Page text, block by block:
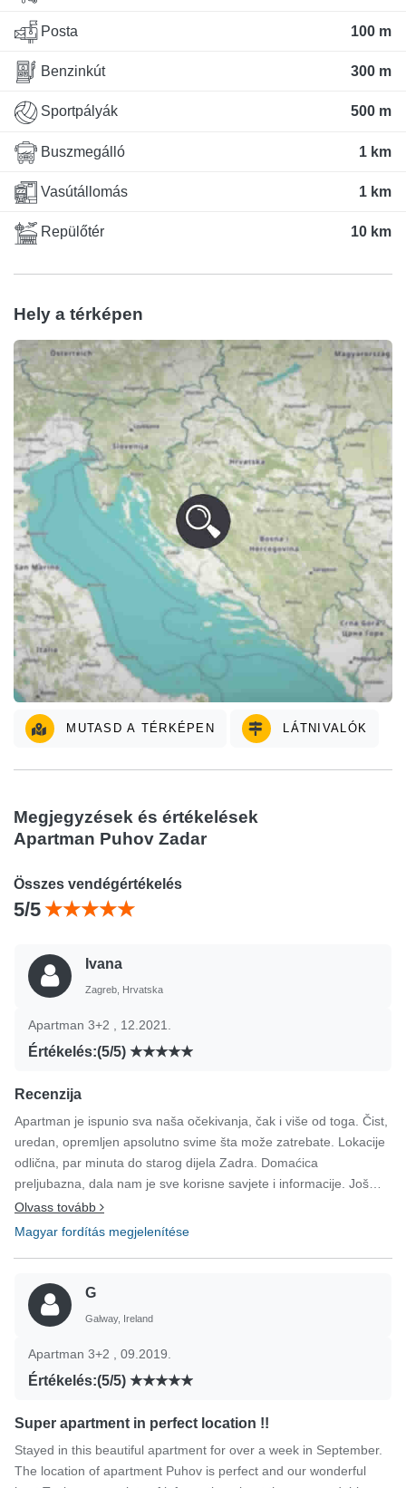
Posta 100 m
Benzinkút 300 m
Sportpályák 500 m
Buszmegálló 1 km
Vasútállomás 1 km
Repülőtér 10 km
Hely a térképen
MUTASD A TÉRKÉPEN LÁTNIVALÓK
Megjegyzések és értékelések
Apartman Puhov Zadar
Összes vendégértékelés
5/5
Ivana
Zagreb, Hrvatska
Apartman 3+2 , 12.2021.
Értékelés:(5/5)
Recenzija
Apartman je ispunio sva naša očekivanja, čak i više od toga. Čist,
uredan, opremljen apsolutno svime šta može zatrebate. Lokacije
odlična, par minuta do starog dijela Zadra. Domaćica
preljubazna, dala nam je sve korisne savjete i informacije. Još
jednom sve pohvale i nadamo se ponovnom boravku tamo.
Olvass tovább
Magyar fordítás megjelenítése
G
Galway, Ireland
Apartman 3+2 , 09.2019.
Értékelés:(5/5)
Super apartment in perfect location !!
Stayed in this beautiful apartment for over a week in September.
The location of apartment Puhov is perfect and our wonderful